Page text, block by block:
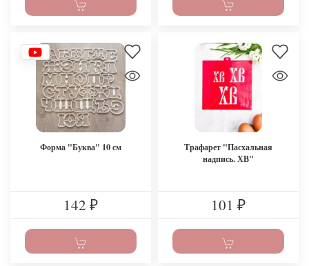
Форма "Буква" 10 см
142 ₽
Трафарет "Пасхальная
надпись. ХВ"
101 ₽